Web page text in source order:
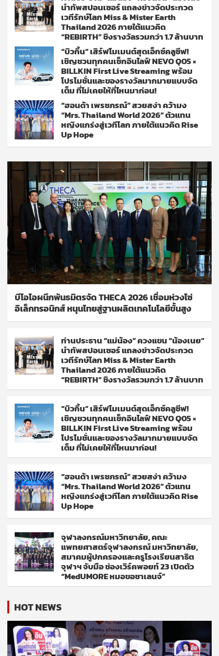
นำทัพสปอนเซอร์ แถลงข่าวจัดประกวด
เวทีรักษ์โลก Miss & Mister Earth
Thailand 2026 ภายใต้แนวคิด
“REBIRTH” ชิงรางวัลรวมกว่า 1.7 ล้านบาท
“บิวกิ้น” เสิร์ฟโมเมนต์สุดเอ็กซ์คลูซีฟ!
เชิญชวนทุกคนเช็กอินไลฟ์ NEVO Q05 ×
BILLKIN First Live Streaming พร้อม
โปรโมชั่นและของรางวัลมากมายแบบจัด
เต็ม ที่ไม่เคยให้ที่ไหนมาก่อน!
“ฮอนด้า เพรชภรณ์” สวยสง่า คว้ามง
“Mrs. Thailand World 2026” ตัวแทน
หญิงแกร่งสู่เวทีโลก ภายใต้แนวคิด Rise
Up Hope
บีโอไอผนึกพันธมิตรจัด THECA 2026 เชื่อมห่วงโซ่
อิเล็กทรอนิกส์ หนุนไทยสู่ฐานผลิตเทคโนโลยีขั้นสูง
ท่านประธาน “แม่น้อง” ควงแขน “น้องเนย”
นำทัพสปอนเซอร์ แถลงข่าวจัดประกวด
เวทีรักษ์โลก Miss & Mister Earth
Thailand 2026 ภายใต้แนวคิด
“REBIRTH” ชิงรางวัลรวมกว่า 1.7 ล้านบาท
“บิวกิ้น” เสิร์ฟโมเมนต์สุดเอ็กซ์คลูซีฟ!
เชิญชวนทุกคนเช็กอินไลฟ์ NEVO Q05 ×
BILLKIN First Live Streaming พร้อม
โปรโมชั่นและของรางวัลมากมายแบบจัด
เต็ม ที่ไม่เคยให้ที่ไหนมาก่อน!
“ฮอนด้า เพรชภรณ์” สวยสง่า คว้ามง
“Mrs. Thailand World 2026” ตัวแทน
หญิงแกร่งสู่เวทีโลก ภายใต้แนวคิด Rise
Up Hope
จุฬาลงกรณ์มหาวิทยาลัย, คณะ
แพทยศาสตร์จุฬาลงกรณ์ มหาวิทยาลัย,
สมาคมผู้ปกครองและครูโรงเรียนสาธิต
จุฬาฯ จับมือ ช่องเวิร์คพอยท์ 23 เปิดตัว
“MedUMORE หมอขอชาเลนจ์”
HOT NEWS